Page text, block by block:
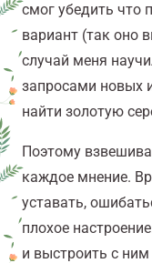
смог убедить
вариант (так оно
случай меня
запросами новых
найти золотую
Поэтому
каждое мнение.
уставать,
плохое
и выстроить с